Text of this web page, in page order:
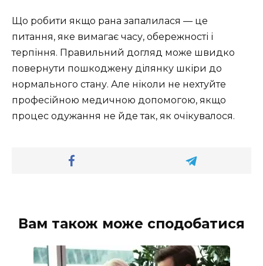
Що робити якщо рана запалилася — це
питання, яке вимагає часу, обережності і
терпіння. Правильний догляд може швидко
повернути пошкоджену ділянку шкіри до
нормального стану. Але ніколи не нехтуйте
професійною медичною допомогою, якщо
процес одужання не йде так, як очікувалося.
Вам також може сподобатися